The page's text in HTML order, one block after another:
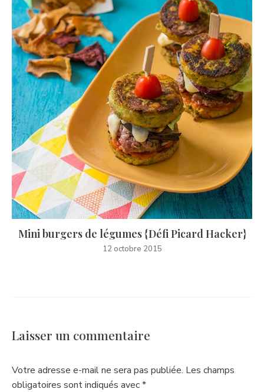
Mini burgers de légumes {Défi Picard Hacker}
12 octobre 2015
Laisser un commentaire
Votre adresse e-mail ne sera pas publiée. Les champs
obligatoires sont indiqués avec*